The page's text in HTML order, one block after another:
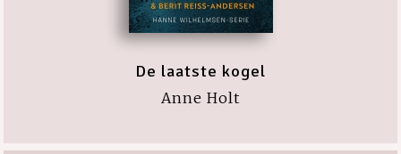
De laatste kogel
Anne Holt